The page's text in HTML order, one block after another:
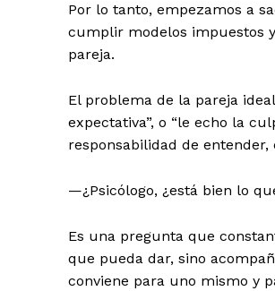
Por lo tanto, empezamos a
cumplir modelos impuestos
pareja.
El problema de la pareja
expectativa”, o “le echo la
responsabilidad de
—¿Psicólogo, ¿está bien lo
Es una pregunta que
que pueda dar, sino
conviene para uno mismo y